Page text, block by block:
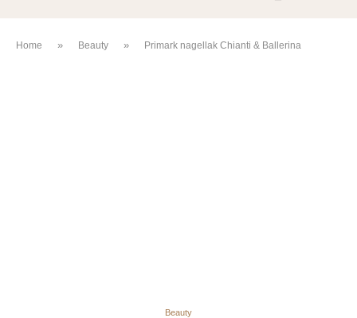
Home » Beauty » Primark nagellak Chianti & Ballerina
Beauty